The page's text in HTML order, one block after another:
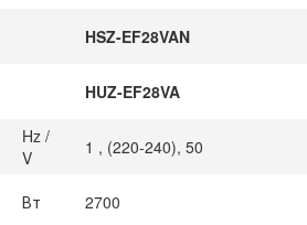
HSZ-EF28VAN
HUZ-EF28VA
Hz /
V
1 , (220-240), 50
Вт
2700